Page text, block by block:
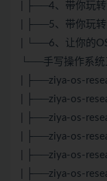
| ├──4、带你玩
| ├──5、带你玩
| └──6、让你的
└──手写操作系统
| ├──ziya-os-
| ├──ziya-os-
| ├──ziya-os-
| ├──ziya-os-
| ├──ziya-os-
| ├──ziya-os-